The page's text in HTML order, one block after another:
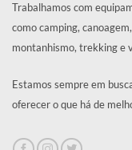
Trabalhamos com
como camping,
montanhismo, trekking e
Estamos sempre em
oferecer o que há de